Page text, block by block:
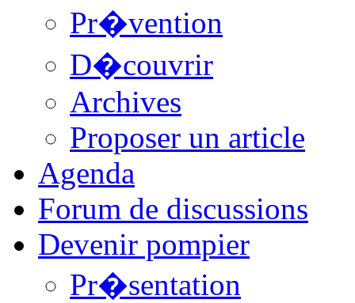
Pr�vention
D�couvrir
Archives
Proposer un article
Agenda
Forum de discussions
Devenir pompier
Pr�sentation